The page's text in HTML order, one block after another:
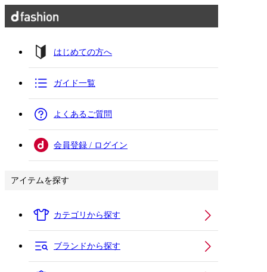
はじめての方へ
ガイド一覧
よくあるご質問
会員登録 / ログイン
アイテムを探す
カテゴリから探す
ブランドから探す